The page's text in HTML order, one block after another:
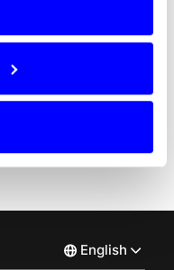
English